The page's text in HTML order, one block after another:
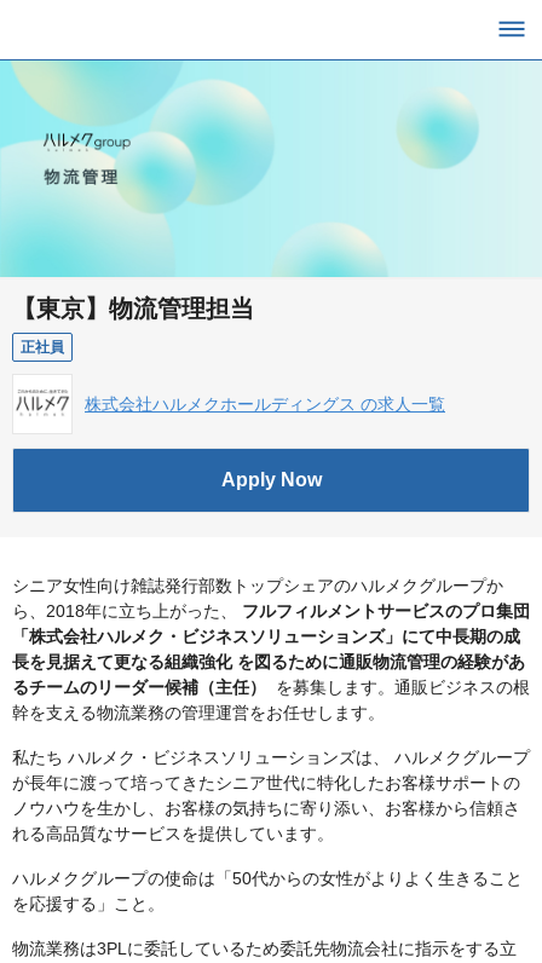
【東京】物流管理担当
正社員
株式会社ハルメクホールディングス の求人一覧
Apply Now
シニア女性向け雑誌発行部数トップシェアのハルメクグループか
ら、2018年に立ち上がった、 フルフィルメントサービスのプロ集団
「株式会社ハルメク・ビジネスソリューションズ」にて中長期の成
長を見据えて更なる組織強化 を図るために通販物流管理の経験があ
るチームのリーダー候補（主任）
を募集します。通販ビジネスの根
幹を支える物流業務の管理運営をお任せします。
私たち ハルメク・ビジネスソリューションズは、 ハルメクグループ
が長年に渡って培ってきたシニア世代に特化したお客様サポートの
ノウハウを生かし、お客様の気持ちに寄り添い、お客様から信頼さ
れる高品質なサービスを提供しています。
ハルメクグループの使命は「50代からの女性がよりよく生きること
を応援する」こと。
物流業務は3PLに委託しているため委託先物流会社に指示をする立